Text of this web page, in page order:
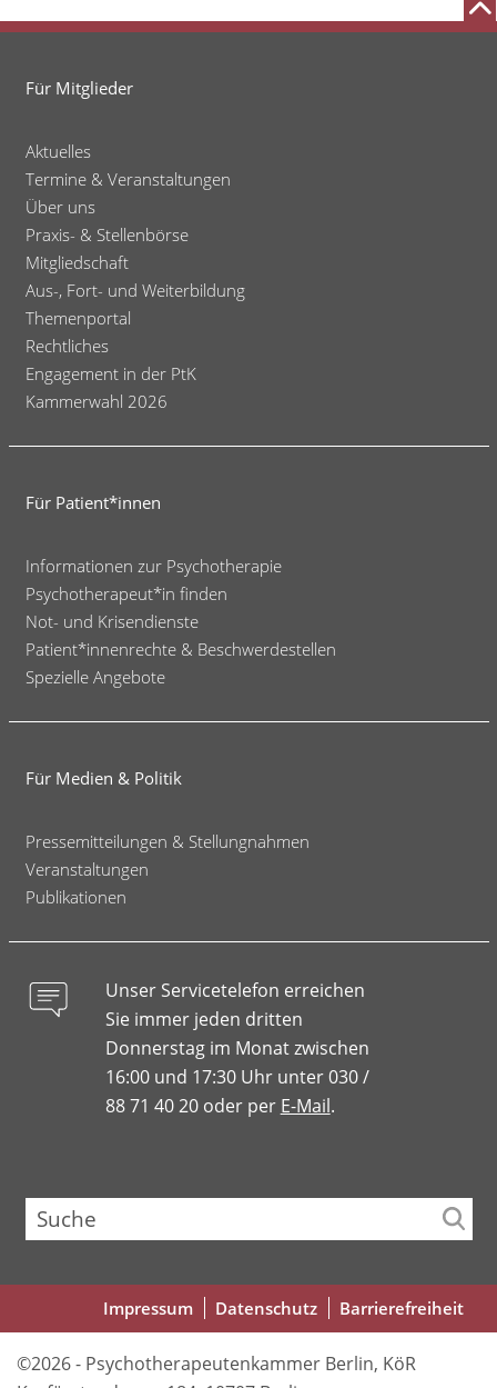
Für Mitglieder
Aktuelles
Termine & Veranstaltungen
Über uns
Praxis- & Stellenbörse
Mitgliedschaft
Aus-, Fort- und Weiterbildung
Themenportal
Rechtliches
Engagement in der PtK
Kammerwahl 2026
Für Patient*innen
Informationen zur Psychotherapie
Psychotherapeut*in finden
Not- und Krisendienste
Patient*innenrechte & Beschwerdestellen
Spezielle Angebote
Für Medien & Politik
Pressemitteilungen & Stellungnahmen
Veranstaltungen
Publikationen
Unser Servicetelefon erreichen
Sie immer jeden dritten
Donnerstag im Monat zwischen
16:00 und 17:30 Uhr unter 030 /
88 71 40 20 oder per E-Mail.
Suche
Fußbereichsmenü
Impressum Datenschutz Barrierefreiheit
©2026 - Psychotherapeutenkammer Berlin, KöR